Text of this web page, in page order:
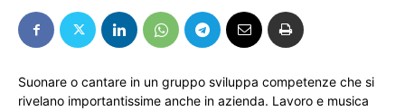
Suonare o cantare in un gruppo sviluppa competenze che si
rivelano importantissime anche in azienda. Lavoro e musica